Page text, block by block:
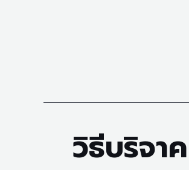
วิธีบริจา